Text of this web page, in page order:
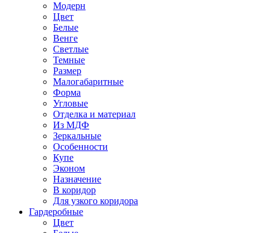
Модерн
Цвет
Белые
Венге
Светлые
Темные
Размер
Малогабаритные
Форма
Угловые
Отделка и материал
Из МДФ
Зеркальные
Особенности
Купе
Эконом
Назначение
В коридор
Для узкого коридора
Гардеробные
Цвет